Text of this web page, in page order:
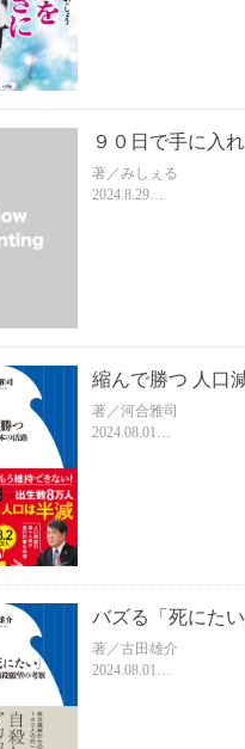
９０日で手に入
著／みしぇる
2024.8.29
著／河合雅司
2024.08.01
バズる「死にた
察>
著／古田雄介
2024.08.01